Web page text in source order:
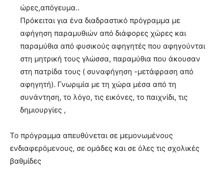
ώρες,απόγευμα..
Πρόκειται για ένα διαδραστικό πρόγραμμα με
αφήγηση παραμυθιών από διάφορες χώρες και
παραμύθια από φυσικούς αφηγητές που αφηγούνται
στη μητρική τους γλώσσα, παραμύθια που άκουσαν
στη πατρίδα τους ( συναφήγηση -μετάφραση από
αφηγητή). Γνωριμία με τη χώρα μέσα από τη
συνάντηση, το λόγο, τις εικόνες, το παιχνίδι, τις
δημιουργίες ,
Το πρόγραμμα απευθύνεται σε μεμονωμένους
ενδιαφερόμενους, σε ομάδες και σε όλες τις σχολικές
βαθμίδες